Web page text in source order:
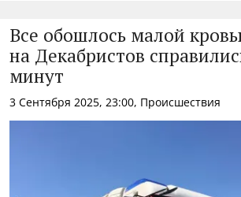
Все обошлось малой
на Декабристов
минут
3 Сентября 2025, 23:00, Происшествия